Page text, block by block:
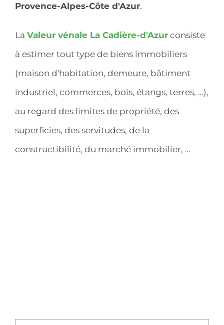
Provence-Alpes-Côte d'Azur.
La Valeur vénale La Cadière-d'Azur consiste
à estimer tout type de biens immobiliers
(maison d'habitation, demeure, bâtiment
industriel, commerces, bois, étangs, terres, …),
au regard des limites de propriété, des
superficies, des servitudes, de la
constructibilité, du marché immobilier, …